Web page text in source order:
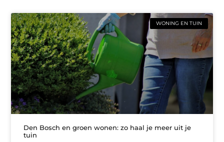
WONING EN TUIN
Den Bosch en groen wonen: zo haal je meer uit je
tuin